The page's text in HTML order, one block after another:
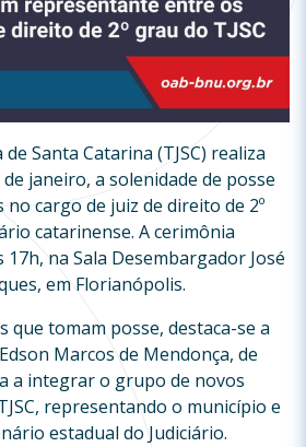
Santa Catarina (TJSC) realiza
janeiro, a solenidade de posse
cargo de juiz de direito de 2º
catarinense. A cerimônia
na Sala Desembargador José
em Florianópolis.
que tomam posse, destaca-se a
Marcos de Mendonça, de
a integrar o grupo de novos
representando o município e
estadual do Judiciário.